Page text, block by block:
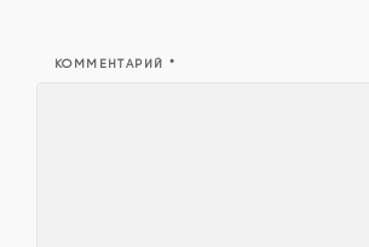
КОММЕНТАРИЙ *